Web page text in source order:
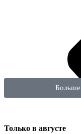
Больше
Только в августе